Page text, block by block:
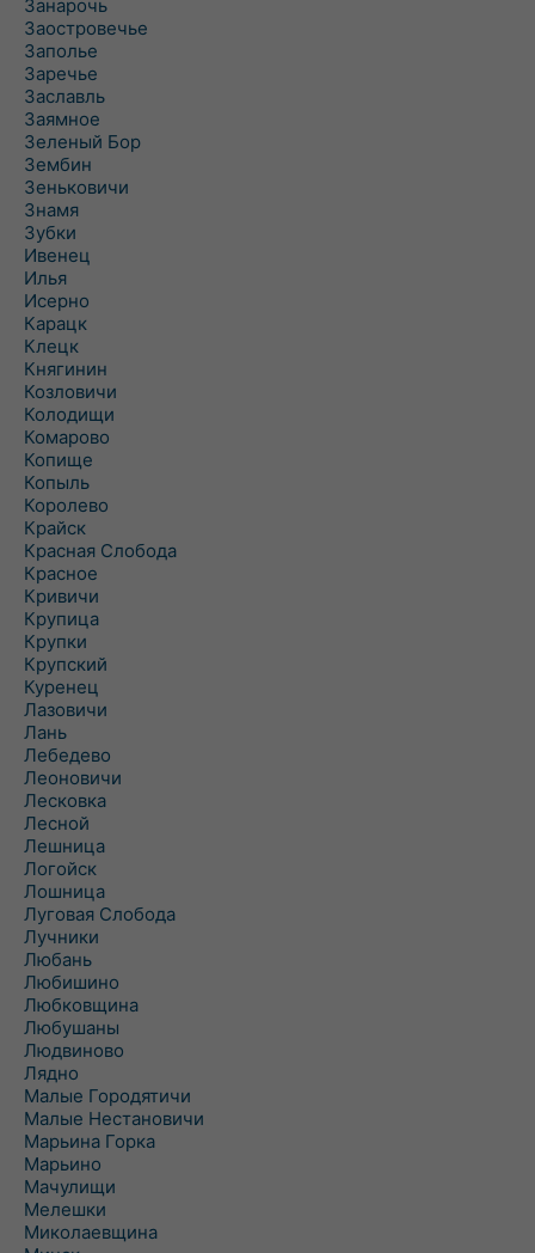
Занарочь
Заостровечье
Заполье
Заречье
Заславль
Заямное
Зеленый Бор
Зембин
Зеньковичи
Знамя
Зубки
Ивенец
Илья
Исерно
Карацк
Клецк
Княгинин
Козловичи
Колодищи
Комарово
Копище
Копыль
Королево
Крайск
Красная Слобода
Красное
Кривичи
Крупица
Крупки
Крупский
Куренец
Лазовичи
Лань
Лебедево
Леоновичи
Лесковка
Лесной
Лешница
Логойск
Лошница
Луговая Слобода
Лучники
Любань
Любишино
Любковщина
Любушаны
Людвиново
Лядно
Малые Городятичи
Малые Нестановичи
Марьина Горка
Марьино
Мачулищи
Мелешки
Миколаевщина